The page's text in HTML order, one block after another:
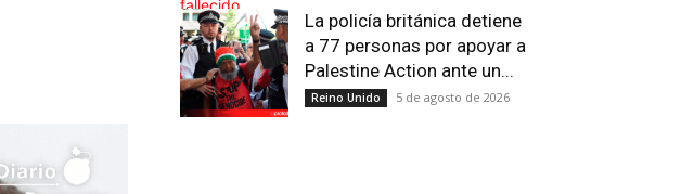
Email Impresión Telegram
La policía británica detiene
a 77 personas por apoyar a
Palestine Action ante un...
Reino Unido 5 de agosto de 2026